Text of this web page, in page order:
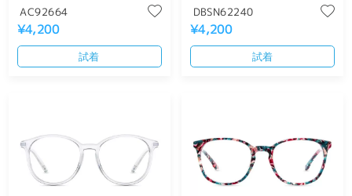
AC92664
¥4,200
試着
DBSN62240
¥4,200
試着